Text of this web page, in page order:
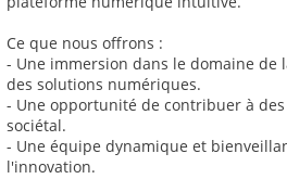
Ce que nous offrons :
- Une immersion dans le domaine de
des solutions numériques.
- Une opportunité de contribuer à
sociétal.
- Une équipe dynamique et
l'innovation.